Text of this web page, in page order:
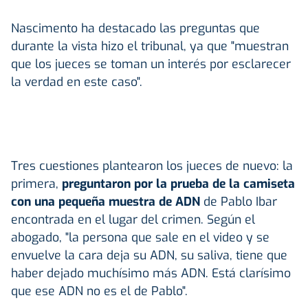
Nascimento ha destacado las preguntas que
durante la vista hizo el tribunal, ya que "muestran
que los jueces se toman un interés por esclarecer
la verdad en este caso".
Tres cuestiones plantearon los jueces de nuevo: la
primera, preguntaron por la prueba de la camiseta
con una pequeña muestra de ADN de Pablo Ibar
encontrada en el lugar del crimen. Según el
abogado, "la persona que sale en el video y se
envuelve la cara deja su ADN, su saliva, tiene que
haber dejado muchísimo más ADN. Está clarísimo
que ese ADN no es el de Pablo".